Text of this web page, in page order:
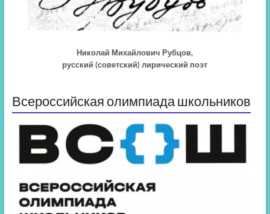
Николай Михайлович Рубцов,
русский (советский) лирический поэт
Всероссийская олимпиада школьников